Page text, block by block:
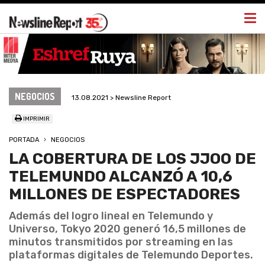
NEGOCIOS 13.08.2021 > Newsline Report
IMPRIMIR
PORTADA NEGOCIOS
LA COBERTURA DE LOS JJOO DE
TELEMUNDO ALCANZÓ A 10,6
MILLONES DE ESPECTADORES
Además del logro lineal en Telemundo y
Universo, Tokyo 2020 generó 16,5 millones de
minutos transmitidos por streaming en las
plataformas digitales de Telemundo Deportes.